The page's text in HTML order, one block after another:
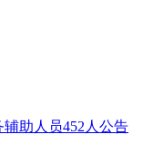
助人员452人公告